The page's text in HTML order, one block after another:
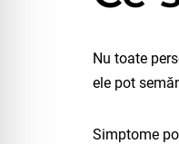
Nu toate
ele pot
Simptome